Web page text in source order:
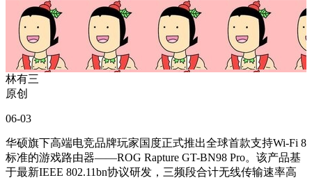
林有三
原创
06-03
华硕旗下高端电竞品牌玩家国度正式推出全球首款支持Wi-Fi 8
标准的游戏路由器——ROG Rapture GT-BN98 Pro。该产品基
于最新IEEE 802.11bn协议研发，三频段合计无线传输速率高